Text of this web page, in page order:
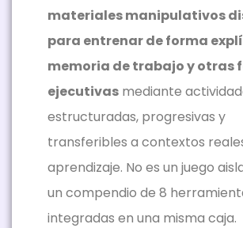
materiales manipulativos
para entrenar de forma
memoria de trabajo y otras
ejecutivas mediante
estructuradas, progresivas y
transferibles a contextos
aprendizaje. No es un juego
un compendio de 8
integradas en una misma caja.